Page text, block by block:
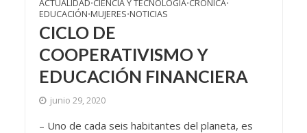
ACTUALIDAD•CIENCIA Y TECNOLOGÍA•CRONICA•
EDUCACIÓN•MUJERES•NOTICIAS
CICLO DE
COOPERATIVISMO Y
EDUCACIÓN FINANCIERA
junio 29, 2020
– Uno de cada seis habitantes del planeta, es